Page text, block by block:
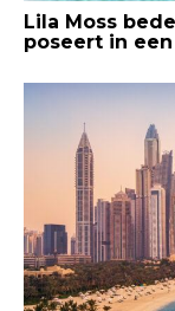
Lila Moss
poseert in